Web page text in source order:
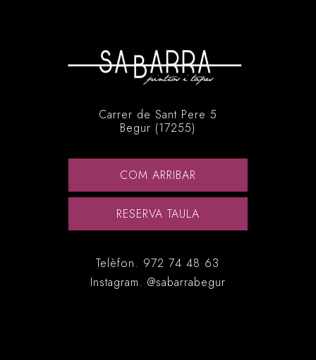
Carrer de Sant Pere 5
Begur (17255)
COM ARRIBAR
RESERVA TAULA
Telèfon. 972 74 48 63
Instagram. @sabarrabegur